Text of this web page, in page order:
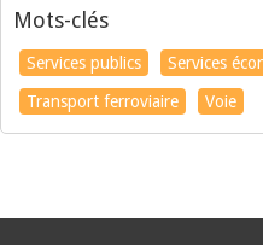
Mots-clés
Services publics Services
Transport ferroviaire
Voie